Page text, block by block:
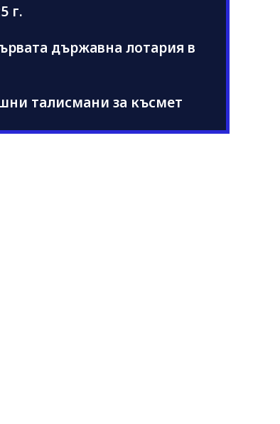
г.
държавна лотария в
талисмани за късмет